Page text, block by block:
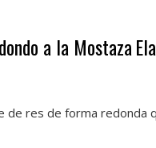
a la Mostaza
de res de forma redonda